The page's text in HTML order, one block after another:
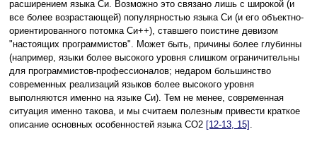
расширением языка Си. Возможно это связано лишь с широкой (и
все более возрастающей) популярностью языка Си (и его объектно-
ориентированного потомка Си++), ставшего поистине девизом
"настоящих программистов". Может быть, причины более глубинны
(например, языки более высокого уровня слишком ограничительны
для программистов-профессионалов; недаром большинство
современных реализаций языков более высокого уровня
выполняются именно на языке Си). Тем не менее, современная
ситуация именно такова, и мы считаем полезным привести краткое
описание основных особенностей языка CO2 [12-13, 15] .